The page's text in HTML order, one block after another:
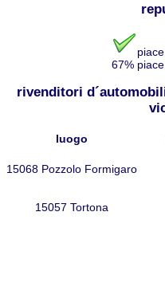
piace
67% piace
rivenditori
luogo
15068 Pozzolo Formigaro
15057 Tortona